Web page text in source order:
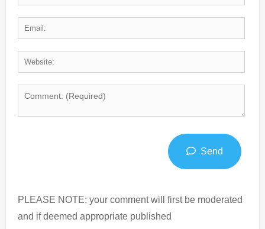
Send
PLEASE NOTE: your comment will first be moderated
and if deemed appropriate published